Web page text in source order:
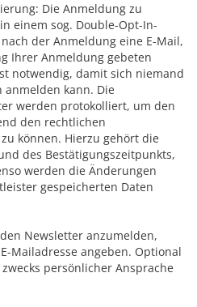
Die Anmeldung zu
einem sog. Double-Opt-In-
der Anmeldung eine E-Mail,
Ihrer Anmeldung gebeten
notwendig, damit sich niemand
kann. Die
werden protokolliert, um den
den rechtlichen
können. Hierzu gehört die
des Bestätigungszeitpunkts,
werden die Änderungen
gespeicherten Daten
Newsletter anzumelden,
Mailadresse angeben. Optional
persönlicher Ansprache